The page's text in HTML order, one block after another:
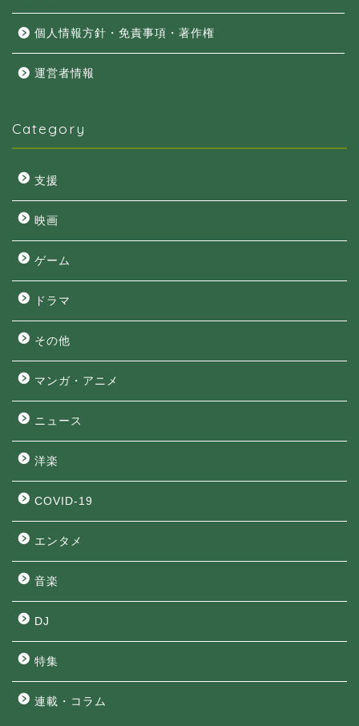
個人情報方針・免責事項・著作権
運営者情報
Category
支援
映画
ゲーム
ドラマ
その他
マンガ・アニメ
ニュース
洋楽
COVID-19
エンタメ
音楽
DJ
特集
連載・コラム